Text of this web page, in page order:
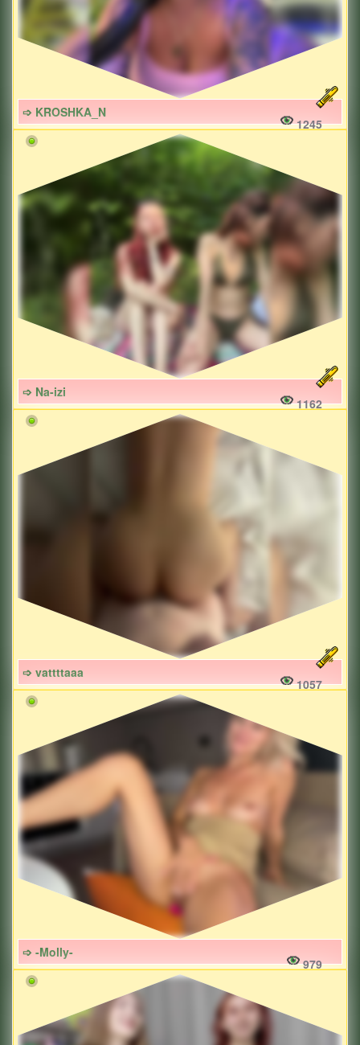
➩ KROSHKA_N
1245
➩ Na-izi
1162
➩ vattttaaa
1057
➩ -Molly-
979